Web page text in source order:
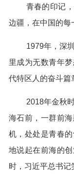
青春的印记
边疆，在中国的每
1979年，深
里成为无数青年
代特区人的奋斗篇
2018年金秋
海石前，一群前
机，处处是青春
地说起在前海的
时，习近平总书记